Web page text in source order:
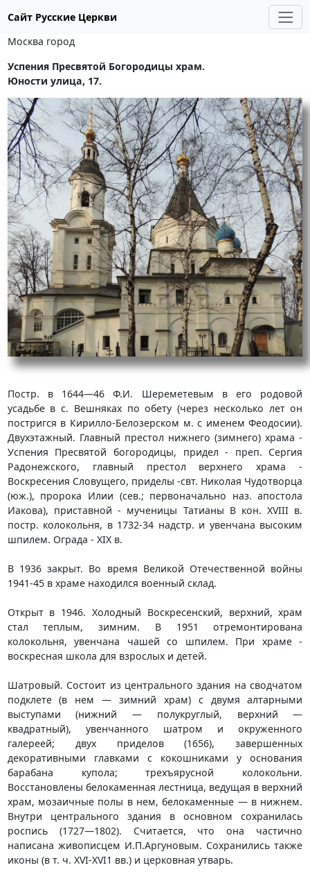
Сайт Русские Церкви
Москва город
Успения Пресвятой Богородицы храм.
Юности улица, 17.
Постр. в 1644—46 Ф.И. Шереметевым в его родовой
усадьбе в с. Вешняках по обету (через несколько лет он
постригся в Кирилло-Белозерском м. с именем Феодосии).
Двухэтажный. Главный престол нижнего (зимнего) храма -
Успения Пресвятой богородицы, придел - преп. Сергия
Радонежского, главный престол верхнего храма -
Воскресения Словущего, приделы -свт. Николая Чудотворца
(юж.), пророка Илии (сев.; первоначально наз. апостола
Иакова), приставной - мученицы Татианы В кон. XVIII в.
постр. колокольня, в 1732-34 надстр. и увенчана высоким
шпилем. Ограда - XIX в.
В 1936 закрыт. Во время Великой Отечественной войны
1941-45 в храме находился военный склад.
Открыт в 1946. Холодный Воскресенский, верхний, храм
стал теплым, зимним. В 1951 отремонтирована
колокольня, увенчана чашей со шпилем. При храме -
воскресная школа для взрослых и детей.
Шатровый. Состоит из центрального здания на сводчатом
подклете (в нем — зимний храм) с двумя алтарными
выступами (нижний — полукруглый, верхний —
квадратный), увенчанного шатром и окруженного
галереей; двух приделов (1656), завершенных
декоративными главками с кокошниками у основания
барабана купола; трехъярусной колокольни.
Восстановлены белокаменная лестница, ведущая в верхний
храм, мозаичные полы в нем, белокаменные — в нижнем.
Внутри центрального здания в основном сохранилась
роспись (1727—1802). Считается, что она частично
написана живописцем И.П.Аргуновым. Сохранились также
иконы (в т. ч. XVI-XVI1 вв.) и церковная утварь.